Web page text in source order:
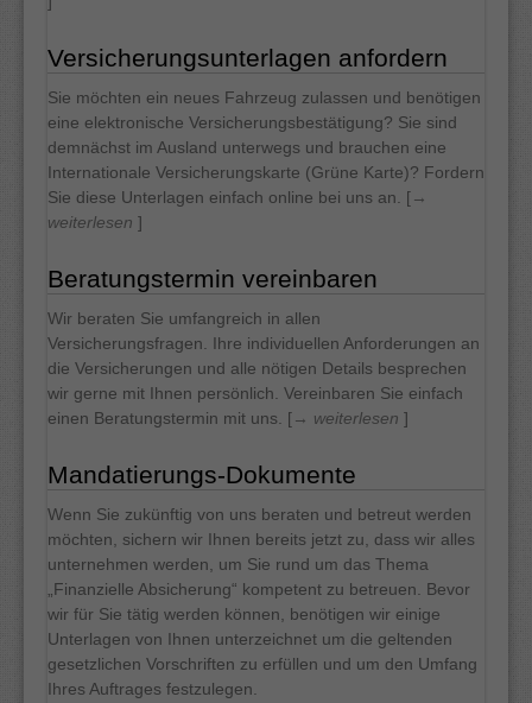
Versicherungsunterlagen anfordern
Sie möchten ein neues Fahrzeug zulassen und benötigen
eine elektronische Versicherungsbestätigung? Sie sind
demnächst im Ausland unterwegs und brauchen eine
Internationale Versicherungskarte (Grüne Karte)? Fordern
Sie diese Unterlagen einfach online bei uns an. [→
weiterlesen ]
Beratungstermin vereinbaren
Wir beraten Sie umfangreich in allen
Versicherungsfragen. Ihre individuellen Anforderungen an
die Versicherungen und alle nötigen Details besprechen
wir gerne mit Ihnen persönlich. Vereinbaren Sie einfach
einen Beratungstermin mit uns. [→ weiterlesen ]
Mandatierungs-Dokumente
Wenn Sie zukünftig von uns beraten und betreut werden
möchten, sichern wir Ihnen bereits jetzt zu, dass wir alles
unternehmen werden, um Sie rund um das Thema
„Finanzielle Absicherung“ kompetent zu betreuen. Bevor
wir für Sie tätig werden können, benötigen wir einige
Unterlagen von Ihnen unterzeichnet um die geltenden
gesetzlichen Vorschriften zu erfüllen und um den Umfang
Ihres Auftrages festzulegen.